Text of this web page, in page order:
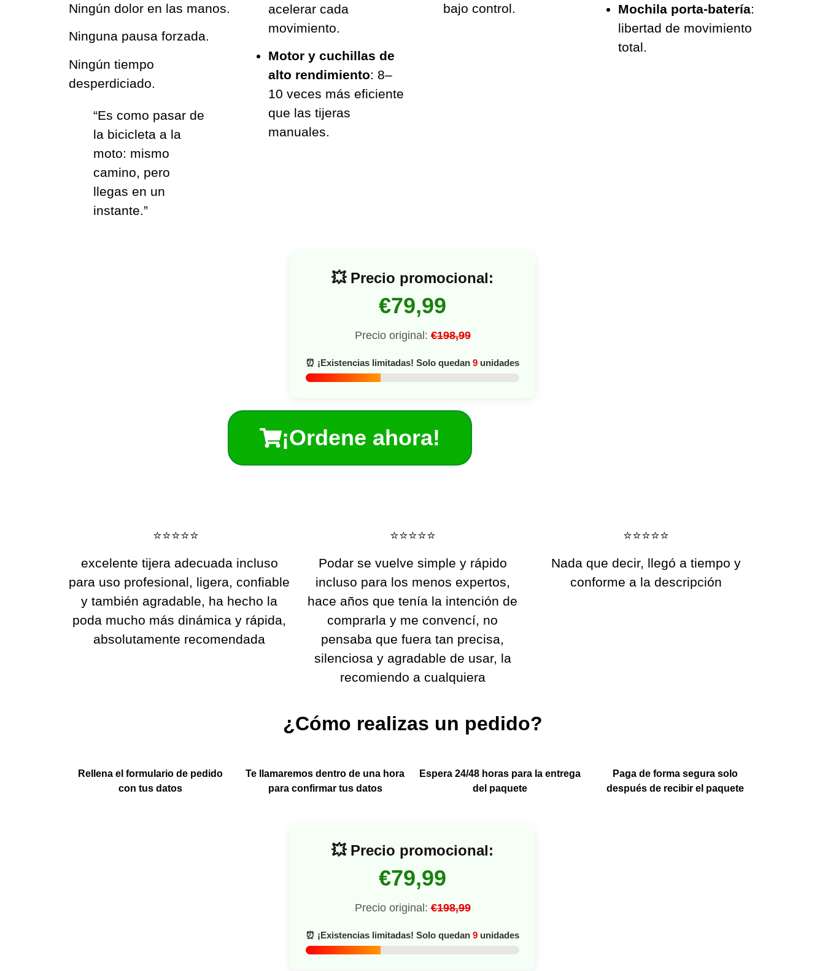
Ningún dolor en las manos.
Ninguna pausa forzada.
Ningún tiempo
desperdiciado.
“Es como pasar de
la bicicleta a la
moto: mismo
camino, pero
llegas en un
instante.”
acelerar cada
movimiento.
Motor y cuchillas de
alto rendimiento: 8–
10 veces más eficiente
que las tijeras
manuales.
bajo control.
Mochila porta-batería:
libertad de movimiento
total.
💥 Precio promocional:
€79,99
Precio original: €198,99
⏰ ¡Existencias limitadas! Solo quedan 9 unidades
¡Ordene ahora!
⭐️⭐️⭐️⭐️⭐️
excelente tijera adecuada incluso
para uso profesional, ligera, confiable
y también agradable, ha hecho la
poda mucho más dinámica y rápida,
absolutamente recomendada
⭐️⭐️⭐️⭐️⭐️
Podar se vuelve simple y rápido
incluso para los menos expertos,
hace años que tenía la intención de
comprarla y me convencí, no
pensaba que fuera tan precisa,
silenciosa y agradable de usar, la
recomiendo a cualquiera
⭐️⭐️⭐️⭐️⭐️
Nada que decir, llegó a tiempo y
conforme a la descripción
¿Cómo realizas un pedido?
Rellena el formulario de pedido
con tus datos
Te llamaremos dentro de una hora
para confirmar tus datos
Espera 24/48 horas para la entrega
del paquete
Paga de forma segura solo
después de recibir el paquete
💥 Precio promocional:
€79,99
Precio original: €198,99
⏰ ¡Existencias limitadas! Solo quedan 9 unidades